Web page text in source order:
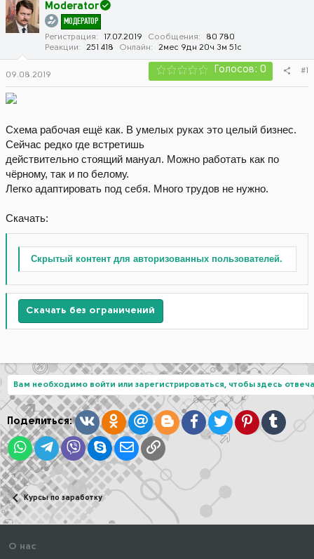
т
е
а
ч
а
л
а
Moderator
МОДЕРАТОР
Регистрация 17.07.2019 Сообщения
80 780
Реакции
251 418 Онлайн 2мес 9дн 20ч 3м 51с
09.08.2019 Голосов: 0 #1
Схема рабочая ещё как. В умелых руках это целый бизнес.
Сейчас редко где встретишь
действительно стоящий мануал. Можно работать как по
чёрному, так и по белому.
Легко адаптировать под себя. Много трудов не нужно.
Скачать:
Скрытый контент для авторизованных пользователей.
Скачать без ограничений
Вам необходимо войти или зарегистрироваться, чтобы здесь
Поделиться: ВконтактеОдноклассники
Mail.ruBloggerFacebook
TwitterPinterestTumblr
WhatsAppTelegram
ViberSkypeЭлектронная почта
Ссылка
Курсы по заработку
О нас